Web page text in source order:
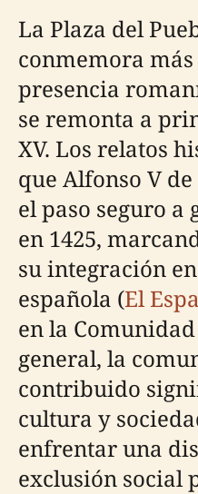
La Plaza del
conmemora más
presencia
se remonta a
XV. Los relatos
que Alfonso V
el paso seguro a
en 1425,
su integración
española (El
en la
general, la
contribuido
cultura y
enfrentar una
exclusión social